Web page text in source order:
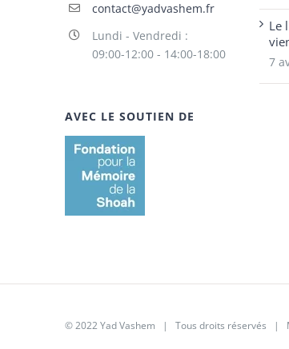
contact@yadvashem.fr
Lundi - Vendredi :
09:00-12:00 - 14:00-18:00
AVEC LE SOUTIEN DE
Le
7
© 2022 Yad Vashem | Tous droits réservés |